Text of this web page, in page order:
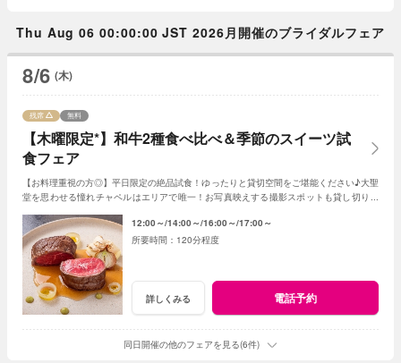
Thu Aug 06 00:00:00 JST 2026月開催のブライダルフェア
8/6 (木)
【木曜限定*】和牛2種食べ比べ＆季節のスイーツ試
食フェア
残席 無料
【お料理重視の方◎】平日限定の絶品試食！ゆったりと貸切空間をご堪能ください♪大聖
堂を思わせる憧れチャペルはエリアで唯一！お写真映えする撮影スポットも貸し切り！
12:00～ 14:00～ 16:00～ 17:00～
120分程度
詳しくみる 電話予約
同日開催の他のフェアを見る(6件)